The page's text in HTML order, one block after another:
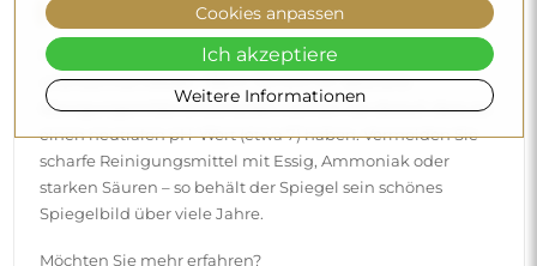
Lieferung nach Hause
Wir bieten einen Lieferservice nach Hause an, mit dem Sie
die Sendung direkt an Ihrer Haustür entgegennehmen.
Hineintrageservice
an, mit dem die Sendung direkt in
Ihre Wohnung gebracht wird (für Maße bis 80×120 cm oder
einen Durchmesser von 100 cm). Bei größeren Produkten
Wenn Sie diesen Service bei der Bestellung nicht
Weitere Informationen
Cookies anpassen
Ich akzeptiere